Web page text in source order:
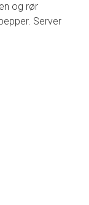
og rør
Server